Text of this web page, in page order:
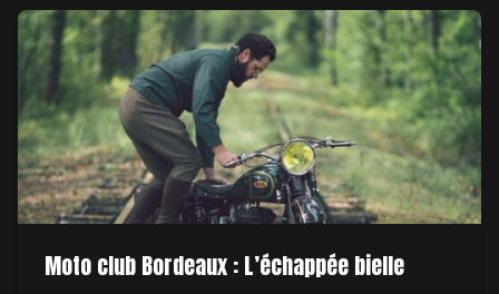
Moto club Bordeaux : L’échappée bielle